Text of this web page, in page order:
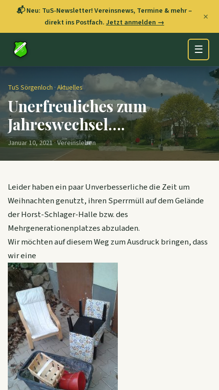
📬 Neu: TuS-Newsletter! Vereinsnews, Termine & mehr –
direkt ins Postfach.Jetzt anmelden →
✕
☰
TuS Sörgenloch · Aktuelles
Unerfreuliches zum
Jahreswechsel….
Januar 10, 2021 · Vereinsleben
Leider haben ein paar Unverbesserliche die Zeit um
Weihnachten genutzt, ihren Sperrmüll auf dem Gelände
der Horst-Schlager-Halle bzw. des
Mehrgenerationenplatzes abzuladen.
Wir möchten auf diesem Weg zum Ausdruck bringen, dass
wir eine